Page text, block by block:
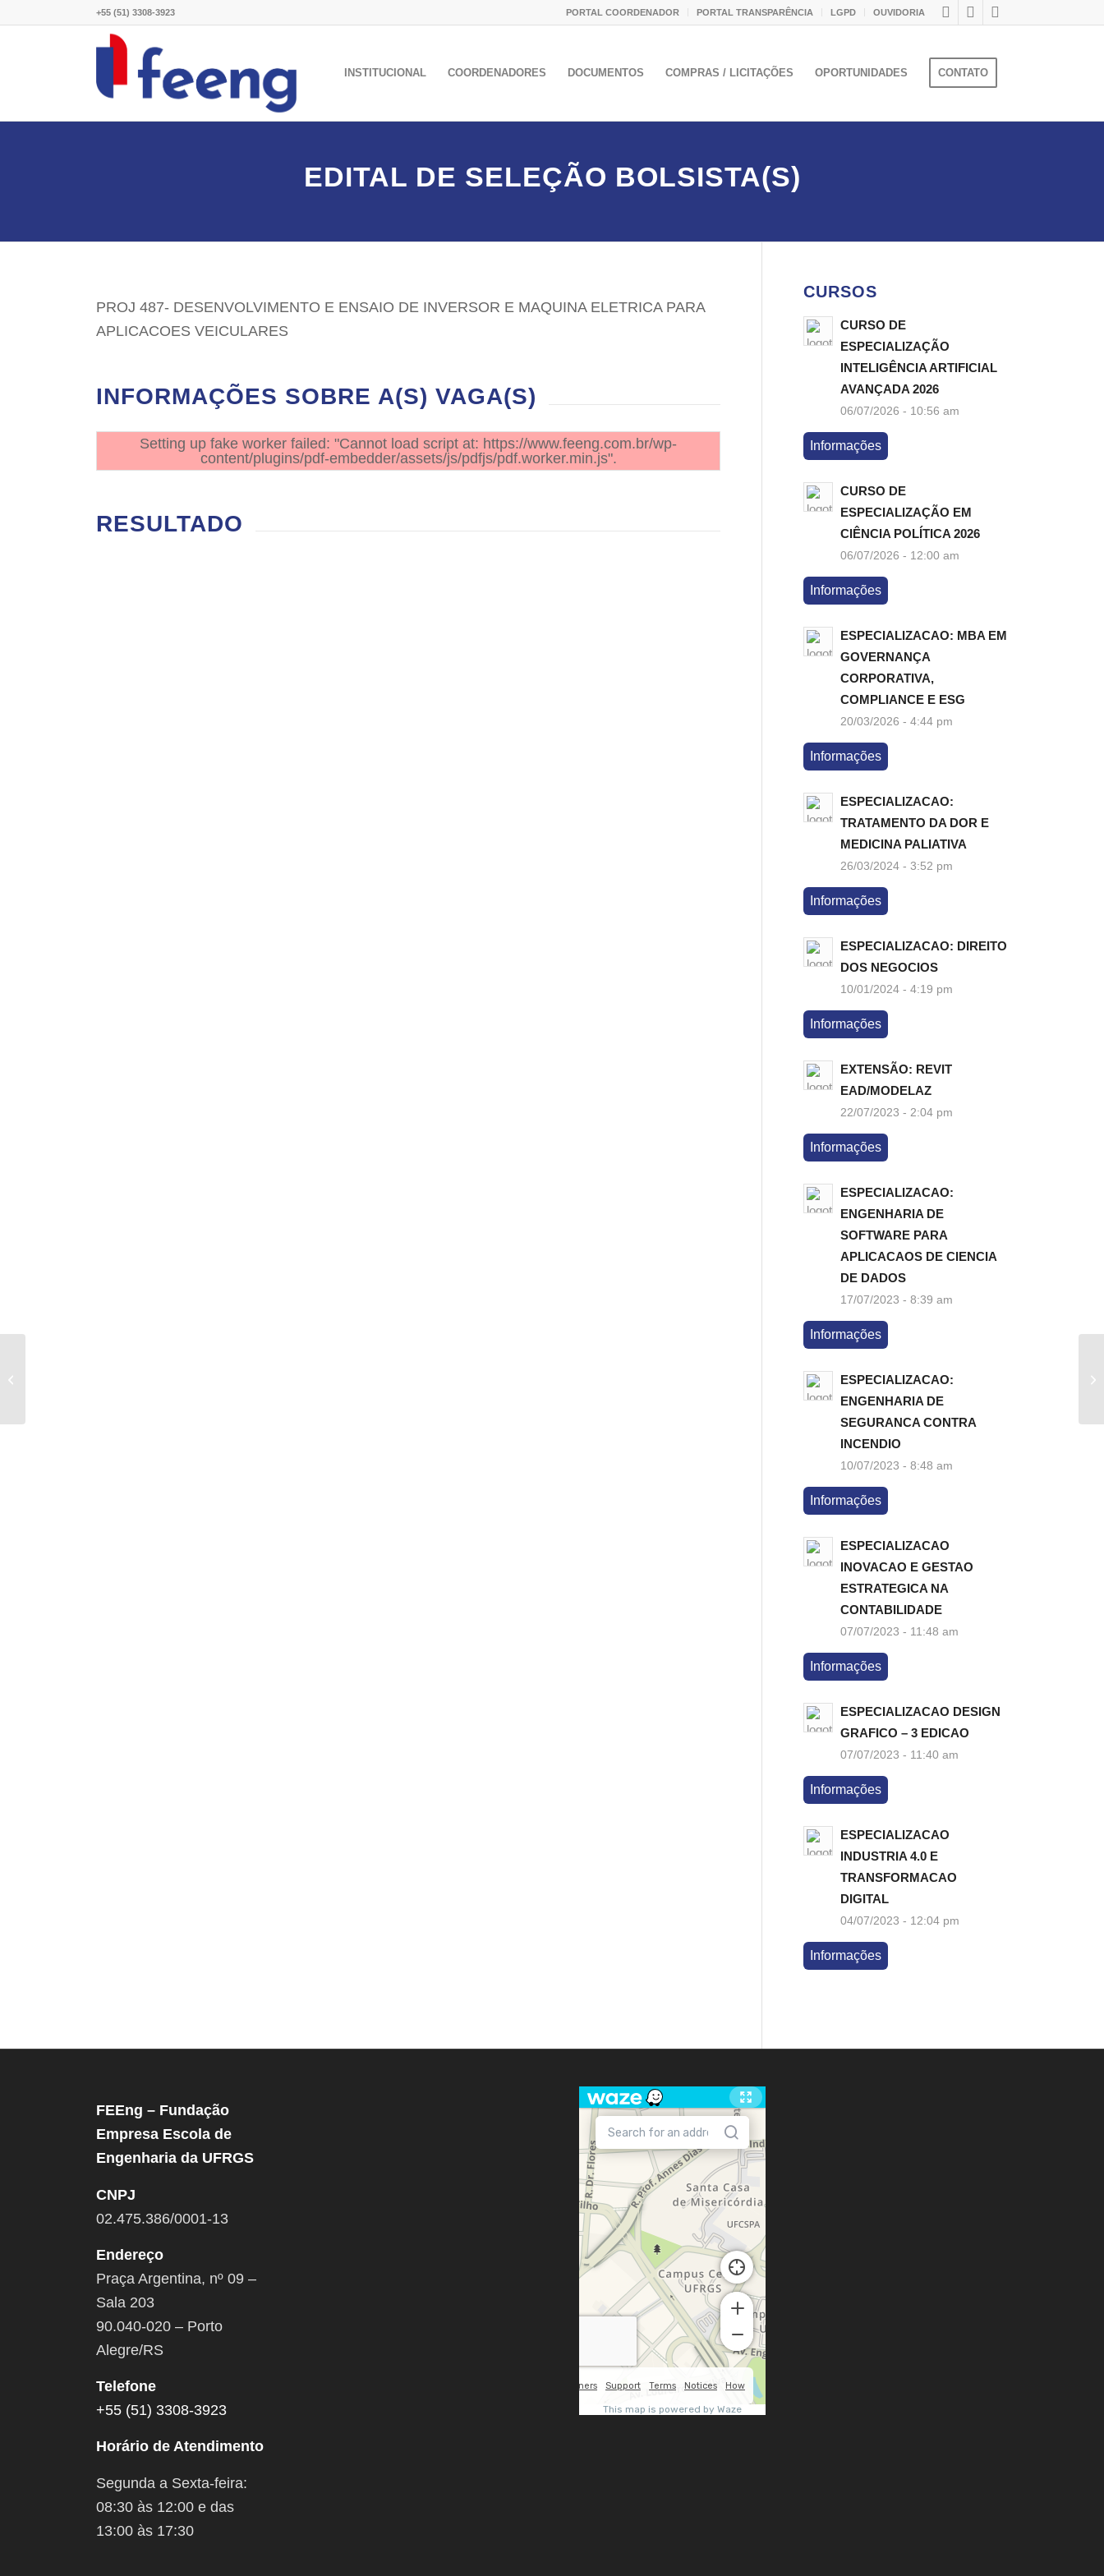
PORTAL COORDENADOR PORTAL TRANSPARÊNCIA LGPD OUVIDORIA
+55 (51) 3308-3923
INSTITUCIONAL COORDENADORES DOCUMENTOS COMPRAS / LICITAÇÕES OPORTUNIDADES CONTATO
EDITAL DE SELEÇÃO BOLSISTA(S)
PROJ 487- DESENVOLVIMENTO E ENSAIO DE INVERSOR E MAQUINA ELETRICA PARA
APLICACOES VEICULARES
INFORMAÇÕES SOBRE A(S) VAGA(S)
Setting up fake worker failed: "Cannot load script at: https://www.feeng.com.br/wp-
content/plugins/pdf-embedder/assets/js/pdfjs/pdf.worker.min.js".
RESULTADO
CURSOS
CURSO DE
ESPECIALIZAÇÃO
INTELIGÊNCIA ARTIFICIAL
AVANÇADA 2026
06/07/2026 - 10:56 am
Informações
CURSO DE
ESPECIALIZAÇÃO EM
CIÊNCIA POLÍTICA 2026
06/07/2026 - 12:00 am
Informações
ESPECIALIZACAO: MBA EM
GOVERNANÇA
CORPORATIVA,
COMPLIANCE E ESG
20/03/2026 - 4:44 pm
Informações
ESPECIALIZACAO:
TRATAMENTO DA DOR E
MEDICINA PALIATIVA
26/03/2024 - 3:52 pm
Informações
ESPECIALIZACAO: DIREITO
DOS NEGOCIOS
10/01/2024 - 4:19 pm
Informações
EXTENSÃO: REVIT
EAD/MODELAZ
22/07/2023 - 2:04 pm
Informações
ESPECIALIZACAO:
ENGENHARIA DE
SOFTWARE PARA
APLICACAOS DE CIENCIA
DE DADOS
17/07/2023 - 8:39 am
Informações
ESPECIALIZACAO:
ENGENHARIA DE
SEGURANCA CONTRA
INCENDIO
10/07/2023 - 8:48 am
Informações
ESPECIALIZACAO
INOVACAO E GESTAO
ESTRATEGICA NA
CONTABILIDADE
07/07/2023 - 11:48 am
Informações
ESPECIALIZACAO DESIGN
GRAFICO – 3 EDICAO
07/07/2023 - 11:40 am
Informações
ESPECIALIZACAO
INDUSTRIA 4.0 E
TRANSFORMACAO
DIGITAL
04/07/2023 - 12:04 pm
Informações
FEEng – Fundação
Empresa Escola de
Engenharia da UFRGS
CNPJ
02.475.386/0001-13
Endereço
Praça Argentina, nº 09 –
Sala 203
90.040-020 – Porto
Alegre/RS
Telefone
+55 (51) 3308-3923
Horário de Atendimento
Segunda a Sexta-feira:
08:30 às 12:00 e das
13:00 às 17:30